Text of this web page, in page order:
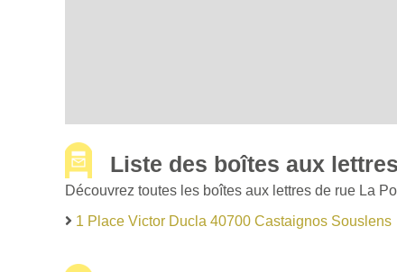
Liste des boîtes aux
Découvrez toutes les boîtes aux lettres de rue La
1 Place Victor Ducla 40700 Castaignos Souslens